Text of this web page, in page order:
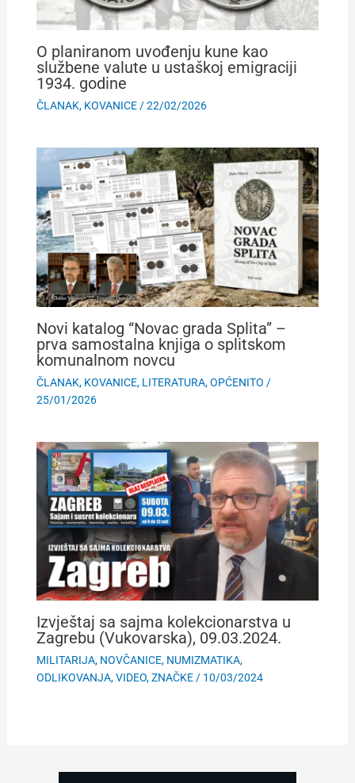
O planiranom uvođenju kune kao
službene valute u ustaškoj emigraciji
1934. godine
ČLANAK, KOVANICE/22/02/2026
Novi katalog “Novac grada Splita” –
prva samostalna knjiga o splitskom
komunalnom novcu
ČLANAK, KOVANICE, LITERATURA,OPĆENITO /
25/01/2026
Izvještaj sa sajma kolekcionarstva u
Zagrebu (Vukovarska), 09.03.2024.
MILITARIJA, NOVČANICE, NUMIZMATIKA,
ODLIKOVANJA,VIDEO,ZNAČKE/ 10/03/2024